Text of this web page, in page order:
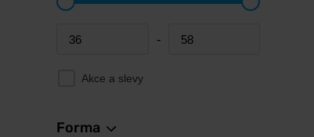
Minimum price -
Maximum price
Akce a slevy
Forma